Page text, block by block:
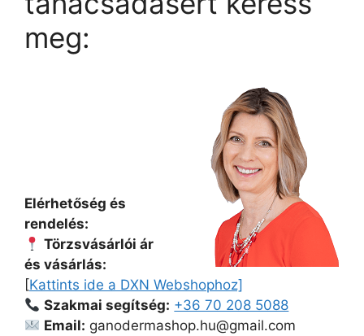
meg:
Elérhetőség és
rendelés:
Törzsvásárlói ár
és vásárlás:
[Kattints ide a DXN Webshophoz]
Szakmai segítség: +36 70 208 5088
Email: ganodermashop.hu@gmail.com